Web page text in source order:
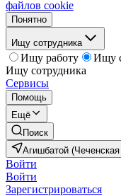
файлов cookie
Понятно
Ищу сотрудника
Ищу работу
Ищу
Ищу сотрудника
Сервисы
Помощь
Ещё
Поиск
Агишбатой
Войти
Войти
Зарегистрироваться